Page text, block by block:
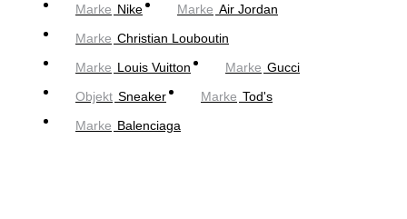
Marke Nike Marke Air Jordan
Marke Christian Louboutin
Marke Louis Vuitton Marke Gucci
Objekt Sneaker Marke Tod's
Marke Balenciaga